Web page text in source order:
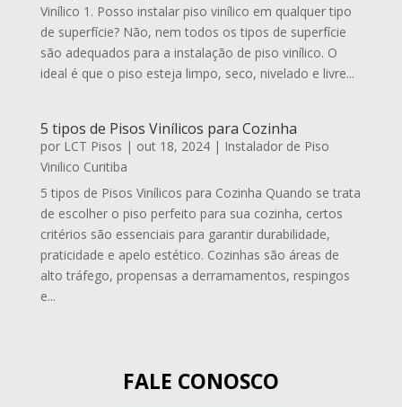
Vinílico 1. Posso instalar piso vinílico em qualquer tipo
de superfície? Não, nem todos os tipos de superfície
são adequados para a instalação de piso vinílico. O
ideal é que o piso esteja limpo, seco, nivelado e livre...
5 tipos de Pisos Vinílicos para Cozinha
por LCT Pisos | out 18, 2024| Instalador de Piso
Vinilico Curitiba
5 tipos de Pisos Vinílicos para Cozinha Quando se trata
de escolher o piso perfeito para sua cozinha, certos
critérios são essenciais para garantir durabilidade,
praticidade e apelo estético. Cozinhas são áreas de
alto tráfego, propensas a derramamentos, respingos
e...
FALE CONOSCO